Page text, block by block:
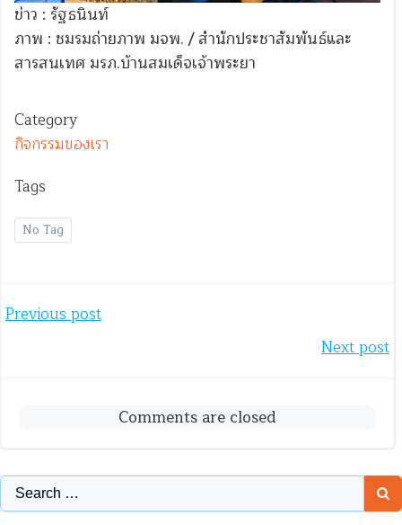
ข่าว : รัฐธนินท์
ภาพ : ชมรมถ่ายภาพ มจพ. / สำนักประชาสัมพันธ์และ
สารสนเทศ มรภ.บ้านสมเด็จเจ้าพระยา
Category
กิจกรรมของเรา
Tags
No Tag
Post
Previous post
navigation
Next post
Comments are closed
Search
for: